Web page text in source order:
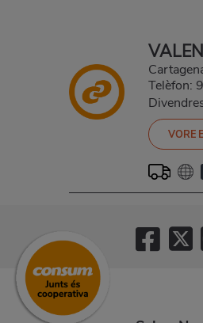
Telèfon:
VORE